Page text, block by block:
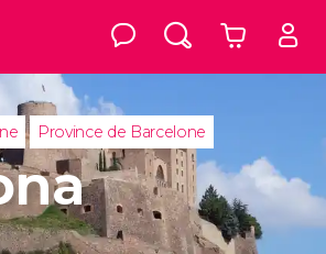
Province de Barcelone